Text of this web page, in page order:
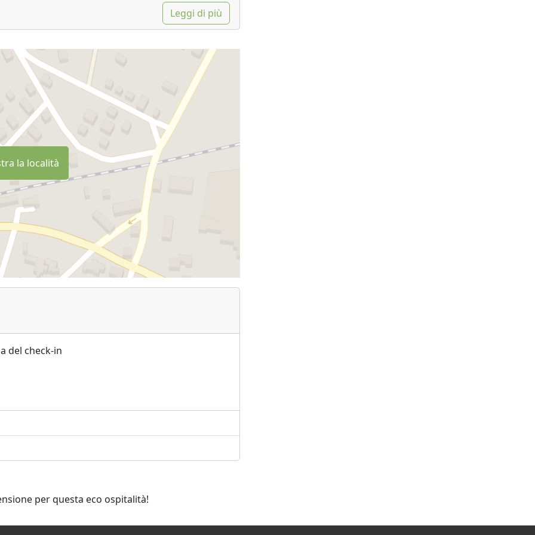
Leggi di più
la località
del check-in
per questa eco ospitalità!